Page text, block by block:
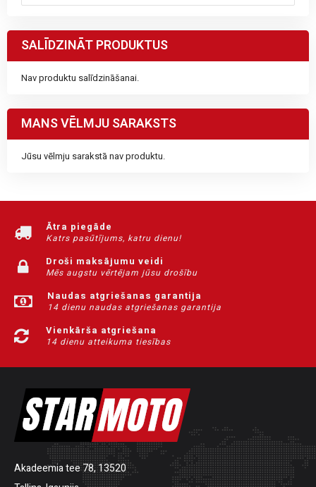
SALĪDZINĀT PRODUKTUS
Nav produktu salīdzināšanai.
MANS VĒLMJU SARAKSTS
Jūsu vēlmju sarakstā nav produktu.
Ātra piegāde
Katrs pasūtījums, katru dienu!
Droši maksājumu veidi
Mēs augstu vērtējam jūsu drošību
Naudas atgriešanas garantija
14 dienu naudas atgriešanas garantija
Vienkārša atgriešana
14 dienu atteikuma tiesības
Akadeemia tee 78, 13520